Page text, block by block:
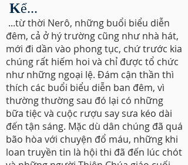
Kể...
...từ thời Nerô, những buổi biểu diễn
đêm, cả ở hý trường cũng như nhà hát,
mới đi dần vào phong tục, chứ trước kia
chúng rất hiếm hoi và chỉ được tổ chức
như những ngoại lệ. Đám cận thần thì
thích các buổi biểu diễn ban đêm, vì
thường thường sau đó lại có những
bữa tiệc và cuộc rượu say sưa kéo dài
đến tận sáng. Mặc dù dân chúng đã quá
bão hòa với chuyện đổ máu, những khi
loan truyền tin là hội thi đã đến lúc chót